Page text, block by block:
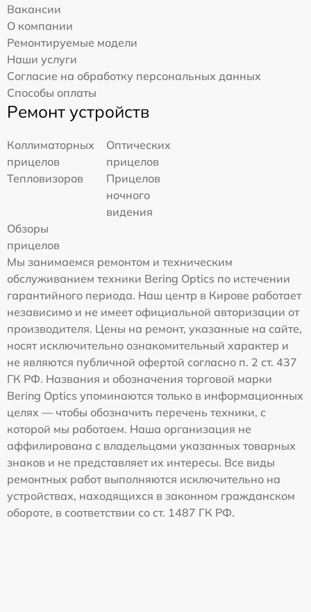
Вакансии
О компании
Ремонтируемые модели
Наши услуги
Согласие на обработку персональных данных
Способы оплаты
Ремонт устройств
Коллиматорных
прицелов
Оптических
прицелов
Тепловизоров
Прицелов
ночного
видения
Обзоры
прицелов
Мы занимаемся ремонтом и техническим
обслуживанием техники Bering Optics по истечении
гарантийного периода. Наш центр в Кирове работает
независимо и не имеет официальной авторизации от
производителя. Цены на ремонт, указанные на сайте,
носят исключительно ознакомительный характер и
не являются публичной офертой согласно п. 2 ст. 437
ГК РФ. Названия и обозначения торговой марки
Bering Optics упоминаются только в информационных
целях — чтобы обозначить перечень техники, с
которой мы работаем. Наша организация не
аффилирована с владельцами указанных товарных
знаков и не представляет их интересы. Все виды
ремонтных работ выполняются исключительно на
устройствах, находящихся в законном гражданском
обороте, в соответствии со ст. 1487 ГК РФ.